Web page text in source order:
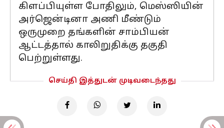
கிளப்பியுள்ள போதிலும், மெஸ்ஸியின்
அர்ஜென்டினா அணி மீண்டும்
ஒருமுறை தங்களின் சாம்பியன்
ஆட்டத்தால் காலிறுதிக்கு தகுதி
பெற்றுள்ளது.
செய்தி இத்துடன் முடிவடைந்தது